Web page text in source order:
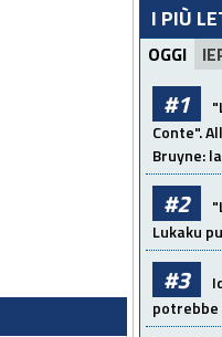
I PIÙ
OGGI
#1
Conte".
Bruyne:
#2
Lukaku
#3
potrebbe